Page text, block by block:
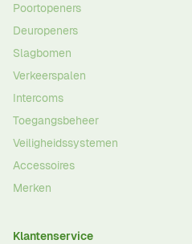
Poortopeners
Deuropeners
Slagbomen
Verkeerspalen
Intercoms
Toegangsbeheer
Veiligheidssystemen
Accessoires
Merken
Klantenservice